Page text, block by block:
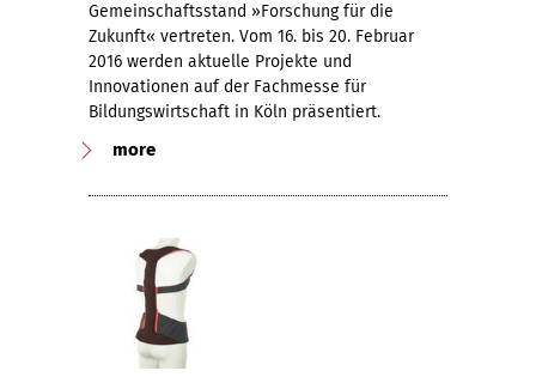
Gemeinschaftsstand »Forschung für die
Zukunft« vertreten. Vom 16. bis 20. Februar
2016 werden aktuelle Projekte und
Innovationen auf der Fachmesse für
Bildungswirtschaft in Köln präsentiert.
more